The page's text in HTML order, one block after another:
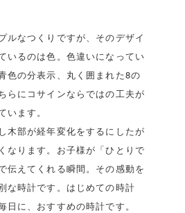
ルなつくりですが、そのデザイ
いるのは色。色違いになってい
色の分表示、丸く囲まれた8の
らにコサインならではの工夫が
います。
木部が経年変化をするにしたが
なります。お子様が「ひとりで
伝えてくれる瞬間。その感動を
な時計です。はじめての時計
日に、おすすめの時計です。